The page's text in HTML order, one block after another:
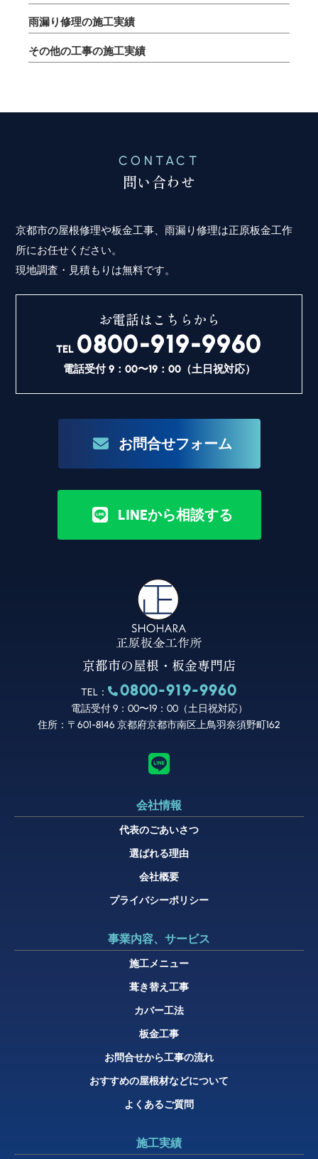
雨漏り修理の施工実績
その他の工事の施工実績
CONTACT
問い合わせ
京都市の屋根修理や板金工事、雨漏り修理は正原板金工作
所にお任せください。
現地調査・見積もりは無料です。
お電話はこちらから
TEL 0800-919-9960
電話受付 9：00〜19：00（土日祝対応）
お問合せフォーム
LINEから相談する
京都市の屋根・板金専門店
TEL： 0800-919-9960
電話受付 9：00〜19：00（土日祝対応）
住所：〒601-8146 京都府京都市南区上鳥羽奈須野町162
会社情報
代表のごあいさつ
選ばれる理由
会社概要
プライバシーポリシー
事業内容、サービス
施工メニュー
葺き替え工事
カバー工法
板金工事
お問合せから工事の流れ
おすすめの屋根材などについて
よくあるご質問
施工実績